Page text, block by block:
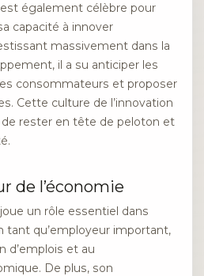
également célèbre pour
capacité à innover
massivement dans la
il a su anticiper les
consommateurs et proposer
Cette culture de l’innovation
de rester en tête de peloton et
de l’économie
un rôle essentiel dans
tant qu’employeur important,
d’emplois et au
De plus, son